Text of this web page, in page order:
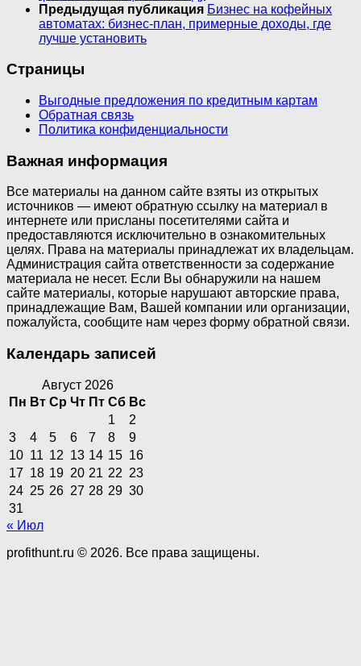
Предыдущая публикация Бизнес на кофейных
автоматах: бизнес-план, примерные доходы, где
лучше установить
Страницы
Выгодные предложения по кредитным картам
Обратная связь
Политика конфиденциальности
Важная информация
Все материалы на данном сайте взяты из открытых
источников — имеют обратную ссылку на материал в
интернете или присланы посетителями сайта и
предоставляются исключительно в ознакомительных
целях. Права на материалы принадлежат их владельцам.
Администрация сайта ответственности за содержание
материала не несет. Если Вы обнаружили на нашем
сайте материалы, которые нарушают авторские права,
принадлежащие Вам, Вашей компании или организации,
пожалуйста, сообщите нам через форму обратной связи.
Календарь записей
Август 2026
Пн Вт Ср Чт Пт Сб Вс
1
2
3
4 5 6 7 8
9
10 11 12 13 14 15 16
17 18 19 20 21 22 23
24 25 26 27 28 29 30
31
« Июл
profithunt.ru © 2026. Все права защищены.